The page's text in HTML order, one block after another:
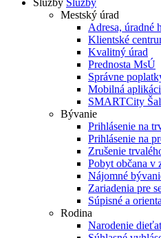
Služby Služby
Mestský úrad
Adresa, úradné
Klientské
Kvalitný úrad
Prednosta MsÚ
Správne
Mobilná
SMARTCity
Bývanie
Prihlásenie na
Prihlásenie na
Zrušenie
Pobyt občana v
Nájomné
Zariadenia pre
Súpisné a
Rodina
Narodenie